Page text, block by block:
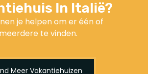
In Italië?
je helpen om er één of
meerdere te vinden.
Meer Vakantiehuizen